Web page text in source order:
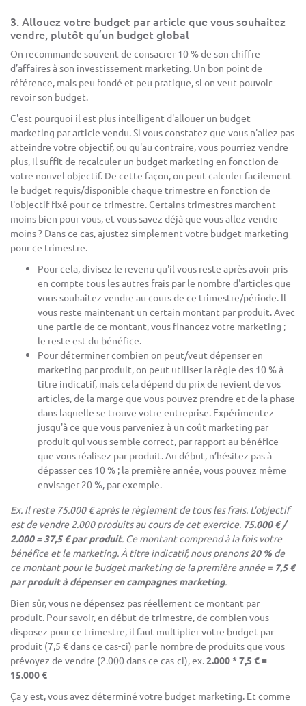
3. Allouez votre budget par article que vous souhaitez
vendre, plutôt qu’un budget global
On recommande souvent de consacrer 10 % de son chiffre
d’affaires à son investissement marketing. Un bon point de
référence, mais peu fondé et peu pratique, si on veut pouvoir
revoir son budget.
C'est pourquoi il est plus intelligent d'allouer un budget
marketing par article vendu. Si vous constatez que vous n'allez pas
atteindre votre objectif, ou qu'au contraire, vous pourriez vendre
plus, il suffit de recalculer un budget marketing en fonction de
votre nouvel objectif. De cette façon, on peut calculer facilement
le budget requis/disponible chaque trimestre en fonction de
l'objectif fixé pour ce trimestre. Certains trimestres marchent
moins bien pour vous, et vous savez déjà que vous allez vendre
moins ? Dans ce cas, ajustez simplement votre budget marketing
pour ce trimestre.
Pour cela, divisez le revenu qu'il vous reste après avoir pris
en compte tous les autres frais par le nombre d'articles que
vous souhaitez vendre au cours de ce trimestre/période. Il
vous reste maintenant un certain montant par produit. Avec
une partie de ce montant, vous financez votre marketing ;
le reste est du bénéfice.
Pour déterminer combien on peut/veut dépenser en
marketing par produit, on peut utiliser la règle des 10 % à
titre indicatif, mais cela dépend du prix de revient de vos
articles, de la marge que vous pouvez prendre et de la phase
dans laquelle se trouve votre entreprise. Expérimentez
jusqu'à ce que vous parveniez à un coût marketing par
produit qui vous semble correct, par rapport au bénéfice
que vous réalisez par produit. Au début, n’hésitez pas à
dépasser ces 10 % ; la première année, vous pouvez même
envisager 20 %, par exemple.
Ex. Il reste 75.000 € après le règlement de tous les frais. L'objectif
est de vendre 2.000 produits au cours de cet exercice. 75.000 € /
2.000 = 37,5 € par produit. Ce montant comprend à la fois votre
bénéfice et le marketing. À titre indicatif, nous prenons20 % de
ce montant pour le budget marketing de la première année = 7,5 €
par produit à dépenser en campagnes marketing.
Bien sûr, vous ne dépensez pas réellement ce montant par
produit. Pour savoir, en début de trimestre, de combien vous
disposez pour ce trimestre, il faut multiplier votre budget par
produit (7,5 € dans ce cas-ci) par le nombre de produits que vous
prévoyez de vendre (2.000 dans ce cas-ci), ex.2.000 * 7,5 € =
15.000 €
Ça y est, vous avez déterminé votre budget marketing. Et comme